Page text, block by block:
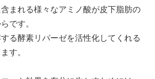
まれる様々なアミノ酸が皮下脂肪の
です。
る酵素リパーゼを活性化してくれる
す。